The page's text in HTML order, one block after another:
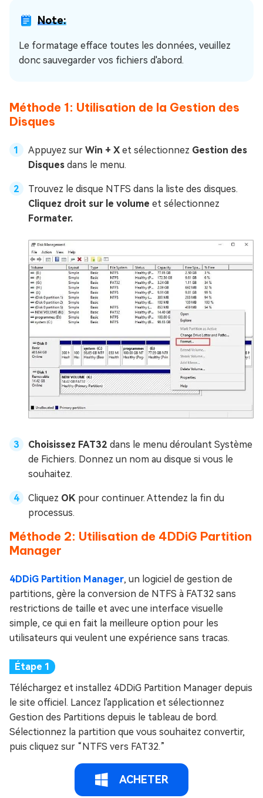
Note:
Le formatage efface toutes les données, veuillez
donc sauvegarder vos fichiers d'abord.
Méthode 1: Utilisation de la Gestion des
Disques
Appuyez sur Win + X et sélectionnez Gestion des
Disques dans le menu.
Trouvez le disque NTFS dans la liste des disques.
Cliquez droit sur le volume et sélectionnez
Formater.
Choisissez FAT32 dans le menu déroulant Système
de Fichiers. Donnez un nom au disque si vous le
souhaitez.
Cliquez OK pour continuer. Attendez la fin du
processus.
Méthode 2: Utilisation de 4DDiG Partition
Manager
4DDiG Partition Manager, un logiciel de gestion de
partitions, gère la conversion de NTFS à FAT32 sans
restrictions de taille et avec une interface visuelle
simple, ce qui en fait la meilleure option pour les
utilisateurs qui veulent une expérience sans tracas.
Téléchargez et installez 4DDiG Partition Manager depuis
le site officiel. Lancez l'application et sélectionnez
Gestion des Partitions depuis le tableau de bord.
Sélectionnez la partition que vous souhaitez convertir,
puis cliquez sur “NTFS vers FAT32.”
ACHETER